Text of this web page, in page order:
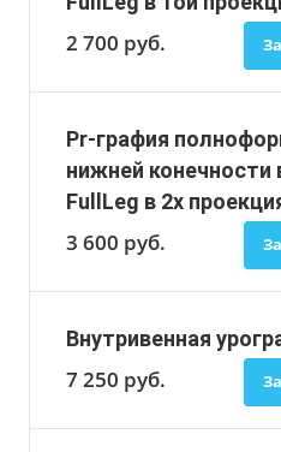
2 700 руб.
Pr-графия
нижней
FullLeg в 2х
3 600 руб.
Внутривенная
7 250 руб.